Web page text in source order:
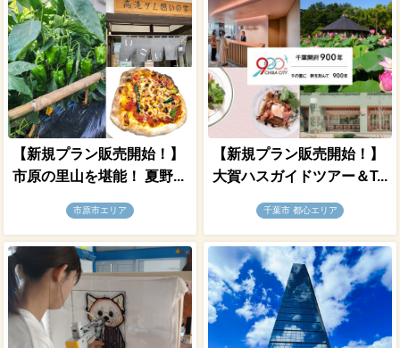
【新規プラン販売開始！】
市原の里山を堪能！ 夏野...
市原市エリア
【新規プラン販売開始！】
大賀ハスガイドツアー＆T...
千葉市 都心エリア